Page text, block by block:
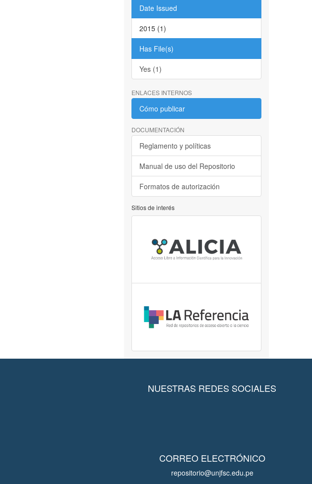
Date Issued
2015 (1)
Has File(s)
Yes (1)
ENLACES INTERNOS
Cómo publicar
DOCUMENTACIÓN
Reglamento y políticas
Manual de uso del Repositorio
Formatos de autorización
Sitios de interés
NUESTRAS REDES SOCIALES
CORREO ELECTRÓNICO
repositorio@unjfsc.edu.pe